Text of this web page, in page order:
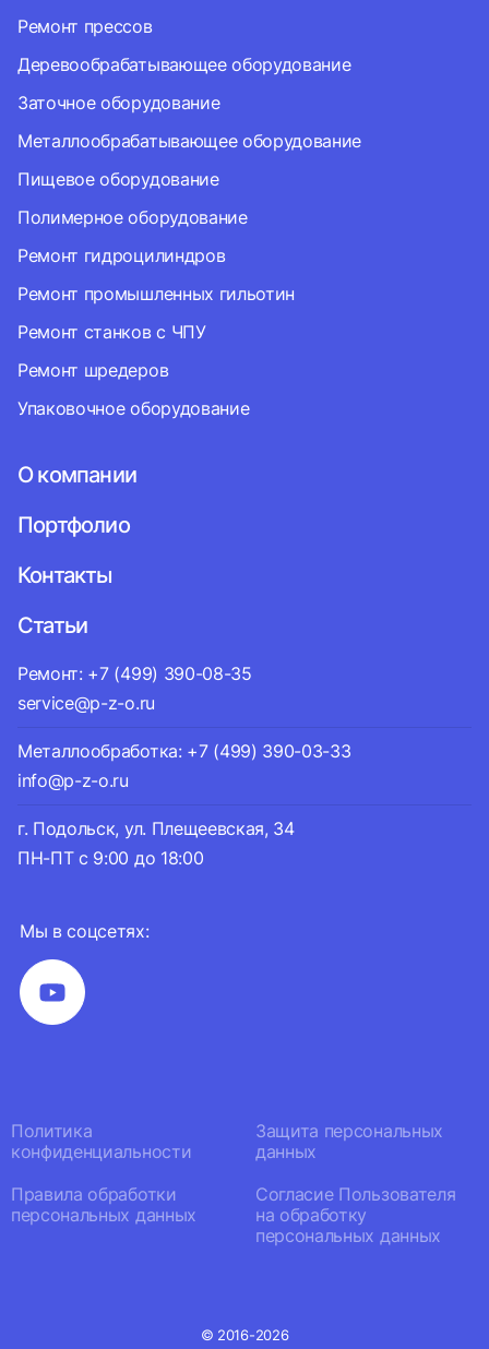
Мы в соцсетях:
Ремонт прессов
Деревообрабатывающее оборудование
Заточное оборудование
Металлообрабатывающее оборудование
Пищевое оборудование
Полимерное оборудование
Ремонт гидроцилиндров
Ремонт промышленных гильотин
Ремонт станков с ЧПУ
Ремонт шредеров
Упаковочное оборудование
О компании
Портфолио
Контакты
Статьи
Ремонт: +7 (499) 390-08-35
service@p-z-o.ru
Металлообработка: +7 (499) 390-03-33
info@p-z-o.ru
г. Подольск, ул. Плещеевская, 34
ПН-ПТ с 9:00 до 18:00
Политика
конфиденциальности
Защита персональных
данных
Правила обработки
персональных данных
Согласие Пользователя
на обработку
персональных данных
© 2016-2026